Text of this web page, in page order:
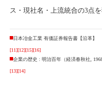
ス・現社名・上流統合の3点
日本冶金工業 有価証券報告書【沿革】
[11][12][15][16]
企業の歴史 : 明治百年（経済春秋社, 1968
[13][14]